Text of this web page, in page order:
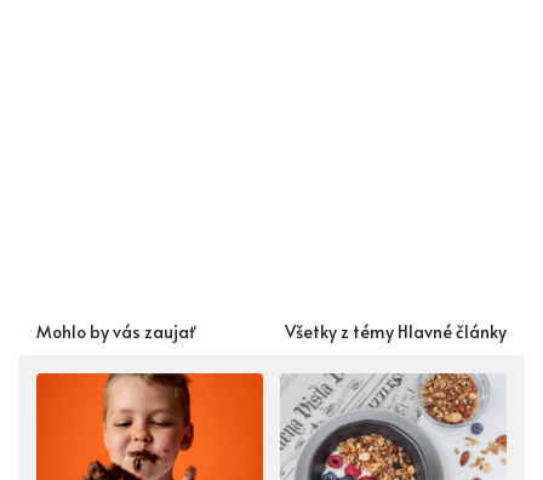
Mohlo by vás zaujať Všetky z témy Hlavné články